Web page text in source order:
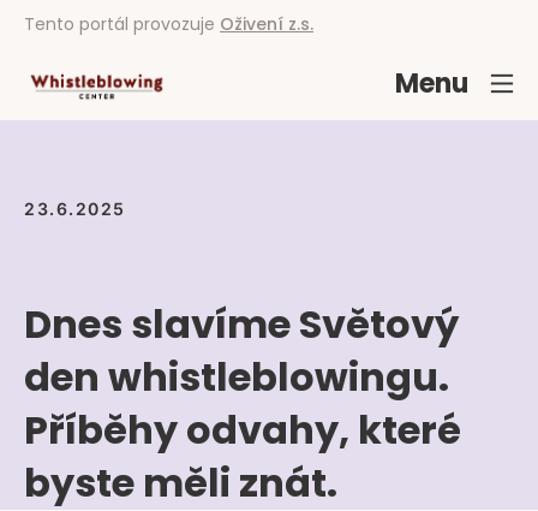
Tento portál provozuje Oživení z.s.
Menu
23.6.2025
Dnes slavíme Světový
den whistleblowingu.
Příběhy odvahy, které
byste měli znát.